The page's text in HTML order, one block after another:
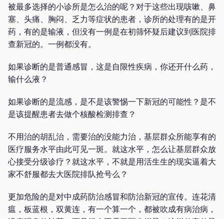
被最多选择的小诊所是怎么治的呢？对于这些出现咳嗽、鼻
塞、头痛、胸闷、乏力等症状的患者，诊所的处理有的是开
药，有的是输液，但没有一例是在初筛怀疑后建议到医院排
查新冠的。一例都没有。
如果诊断的是普通感冒，这是自限性疾病，你还开什么药，
输什么液？
如果诊断的是流感，是不是该警惕一下新冠的可能性？是不
是该提醒患者去做个核酸检测排查？
不用治的胡乱治，需要治的没能力治，基层群众所能享有的
医疗服务水平由此可见一斑。就这水平，怎么让基层群众放
心接受分级诊疗？就这水平，不就是用活生生的现实逼着大
家不舒服都去大医院排队抢号么？
更加危险的是对中成药防治感冒和防治新冠的宣传。连花清
瘟，板蓝根，双黄连，有一个算一个，都被吹成有病治病，